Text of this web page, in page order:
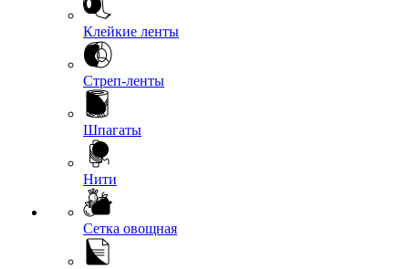
Клейкие ленты
Стреп-ленты
Шпагаты
Нити
Сетка овощная